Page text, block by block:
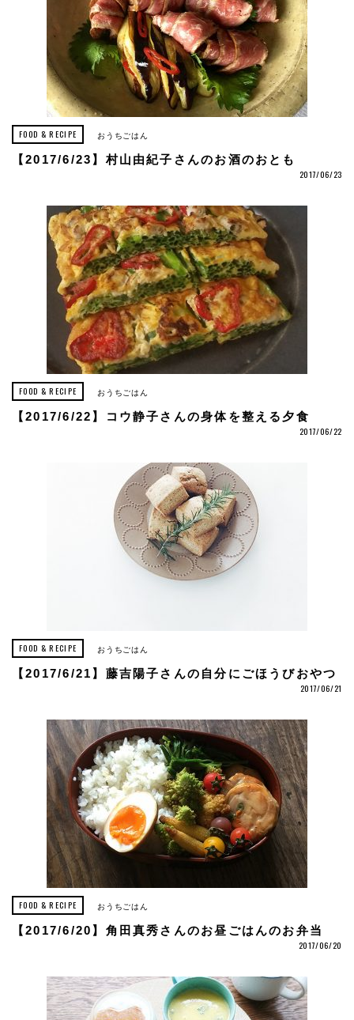
FOOD & RECIPE おうちごはん
【2017/6/23】村山由紀子さんのお酒のおとも
2017/06/23
FOOD & RECIPE おうちごはん
【2017/6/22】コウ静子さんの身体を整える夕食
2017/06/22
FOOD & RECIPE おうちごはん
【2017/6/21】藤吉陽子さんの自分にごほうびおやつ
2017/06/21
FOOD & RECIPE おうちごはん
【2017/6/20】角田真秀さんのお昼ごはんのお弁当
2017/06/20